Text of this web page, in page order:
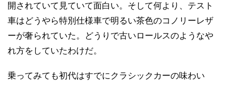
開されていて見ていて面白い。そして何より、テスト
車はどうやら特別仕様車で明るい茶色のコノリーレザ
ーが奢られていた。どうりで古いロールスのようなや
れ方をしていたわけだ。
乗ってみても初代はすでにクラシックカーの味わい